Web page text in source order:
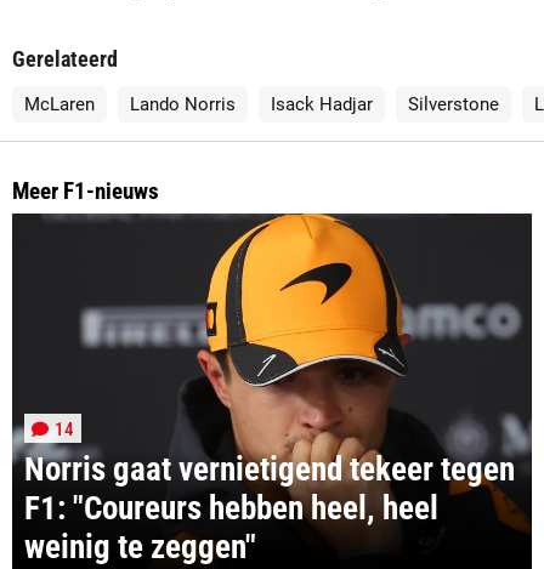
Gerelateerd
McLaren Lando Norris Isack Hadjar Silverstone
Meer F1-nieuws
Norris gaat vernietigend tekeer tegen
F1: "Coureurs hebben heel, heel
weinig te zeggen"
14